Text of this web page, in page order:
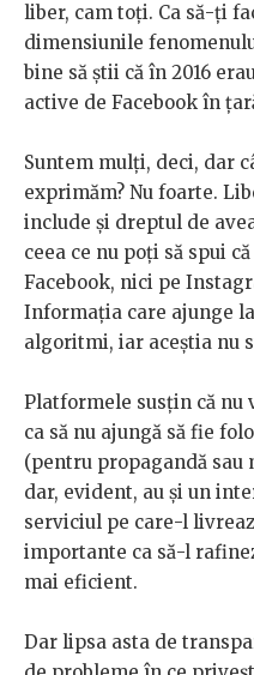
liber, cam toți. Ca să-ți
dimensiunile
bine să știi că în 2016
active de Facebook în
Suntem mulți, deci, dar
exprimăm? Nu foarte.
include și dreptul de
ceea ce nu poți să spui
Facebook, nici pe
Informația care ajunge
algoritmi, iar aceștia nu
Platformele susțin că
ca să nu ajungă să fie
(pentru propagandă sau
dar, evident, au și un
serviciul pe care-l
importante ca să-l
mai eficient.
Dar lipsa asta de